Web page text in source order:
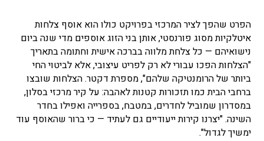
הפרט שהפך לציר המרכזי בפרויקט כולו הוא אוסף צלחות
איטלקיות מסוג פורנסטי, אותן בני הזוג אוספים מדי שנה ביום
נישואיהם — כל צלחת מלווה בברכה אישית וחתומה בתאריך
"הצלחות הפכו עבורי לא רק לפריט עיצובי, אלא לביטוי החי
ביותר של הרומנטיקה שלהם", מספרת דקטר. הצלחות שובצו
ברחבי הבית כמו תזכורות קטנות לאהבה: על קיר מרכזי בסלון,
במסדרון שמוביל לחדרים, במטבח, בספרייה ואפילו בחדר
השינה. "יצרנו קירות ייעודיים גם לעתיד — כי ברור שהאוסף עוד
ימשיך לגדול".